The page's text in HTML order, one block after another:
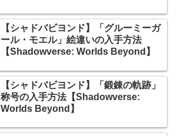
【シャドバビヨンド】「グルーミーガ
ール・モエル」絵違いの入手方法
【Shadowverse: Worlds Beyond】
【シャドバビヨンド】「鍛錬の軌跡」
称号の入手方法【Shadowverse:
Worlds Beyond】